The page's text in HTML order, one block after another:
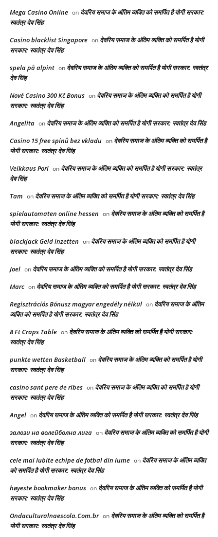
Mega Casino Online on देवरिय समाज के अंतिम व्यक्ति को समर्पित है योगी सरकार:
स्वतंत्र देव सिंह
Casino blacklist Singapore on देवरिय समाज के अंतिम व्यक्ति को समर्पित है योगी
सरकार: स्वतंत्र देव सिंह
spela på alpint on देवरिय समाज के अंतिम व्यक्ति को समर्पित है योगी सरकार: स्वतंत्र
देव सिंह
Nové Casino 300 Kč Bonus on देवरिय समाज के अंतिम व्यक्ति को समर्पित है योगी
सरकार: स्वतंत्र देव सिंह
Angelita on देवरिय समाज के अंतिम व्यक्ति को समर्पित है योगी सरकार: स्वतंत्र देव सिंह
Casino 15 free spinů bez vkladu on देवरिय समाज के अंतिम व्यक्ति को समर्पित है
योगी सरकार: स्वतंत्र देव सिंह
Veikkaus Pori on देवरिय समाज के अंतिम व्यक्ति को समर्पित है योगी सरकार: स्वतंत्र
देव सिंह
Tam on देवरिय समाज के अंतिम व्यक्ति को समर्पित है योगी सरकार: स्वतंत्र देव सिंह
spielautomaten online hessen on देवरिय समाज के अंतिम व्यक्ति को समर्पित है
योगी सरकार: स्वतंत्र देव सिंह
blackjack Geld inzetten on देवरिय समाज के अंतिम व्यक्ति को समर्पित है योगी
सरकार: स्वतंत्र देव सिंह
Joel on देवरिय समाज के अंतिम व्यक्ति को समर्पित है योगी सरकार: स्वतंत्र देव सिंह
Marc on देवरिय समाज के अंतिम व्यक्ति को समर्पित है योगी सरकार: स्वतंत्र देव सिंह
Regisztrációs Bónusz magyar engedély nélkül on देवरिय समाज के अंतिम
व्यक्ति को समर्पित है योगी सरकार: स्वतंत्र देव सिंह
8 Ft Craps Table on देवरिय समाज के अंतिम व्यक्ति को समर्पित है योगी सरकार:
स्वतंत्र देव सिंह
punkte wetten Basketball on देवरिय समाज के अंतिम व्यक्ति को समर्पित है योगी
सरकार: स्वतंत्र देव सिंह
casino sant pere de ribes on देवरिय समाज के अंतिम व्यक्ति को समर्पित है योगी
सरकार: स्वतंत्र देव सिंह
Angel on देवरिय समाज के अंतिम व्यक्ति को समर्पित है योगी सरकार: स्वतंत्र देव सिंह
залози на волейболна лига on देवरिय समाज के अंतिम व्यक्ति को समर्पित है योगी
सरकार: स्वतंत्र देव सिंह
cele mai Iubite echipe de fotbal din lume on देवरिय समाज के अंतिम व्यक्ति
को समर्पित है योगी सरकार: स्वतंत्र देव सिंह
høyeste bookmaker bonus on देवरिय समाज के अंतिम व्यक्ति को समर्पित है योगी
सरकार: स्वतंत्र देव सिंह
Ondaculturalnaescola.Com.br on देवरिय समाज के अंतिम व्यक्ति को समर्पित है
योगी सरकार: स्वतंत्र देव सिंह